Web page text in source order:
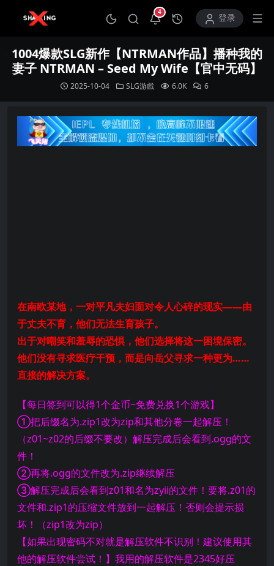
4
打开通知中心登录
1004爆款SLG新作【NTRMAN作品】播种我的
妻子 NTRMAN – Seed My Wife【官中无码】
2025-10-04 SLG游戲 6.0K 6
在南欧某地，一对平凡夫妇面对令人心碎的现实——由
于丈夫不育，他们无法生育孩子。
出于对嘲笑和羞辱的恐惧，他们选择将这一困境保密。
他们没有寻求医疗干预，而是向岳父寻求一种更为……
直接的解决方案。
【每日签到可以得1个金币~免费兑换1个游戏】
①把后缀名为.zip1改为zip和其他分卷一起解压！
（z01~z02的后缀不要改）解压完成后会看到.ogg的文
件！
②再将.ogg的文件改为.zip继续解压
③解压完成后会看到z01和名为zyii的文件！要将.z01的
文件和.zip1的压缩文件放到一起解压！否则会提示损
坏！（zip1改为zip）
【如果出现密码不对就是解压软件不识别！建议使用其
他的解压软件尝试！】我用的解压软件是2345好压